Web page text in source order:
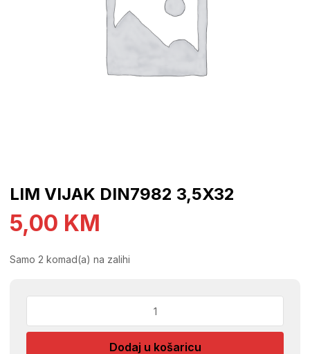
LIM VIJAK DIN7982 3,5X32
5,00 KM
Samo 2 komad(a) na zalihi
DIN7982
Dodaj u košaricu